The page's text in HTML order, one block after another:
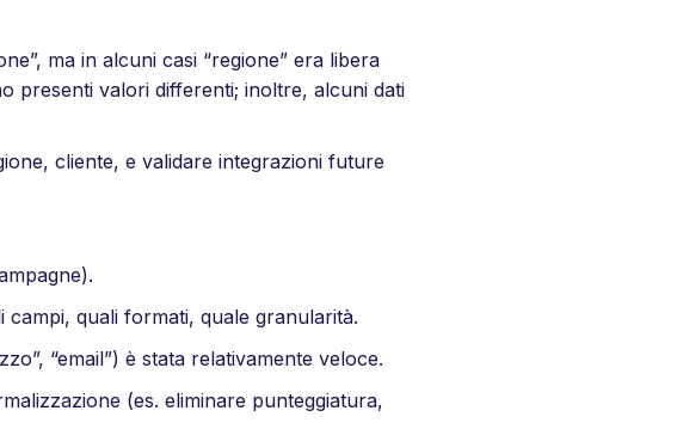
ma in alcuni casi “regione” era libera
presenti valori differenti; inoltre, alcuni dati
cliente, e validare integrazioni future
campi, quali formati, quale granularità.
“email”) è stata relativamente veloce.
(es. eliminare punteggiatura,